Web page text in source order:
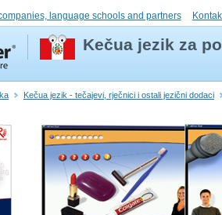
language schools and partners
Kečua jezik za
Kečua jezik - tečajevi, rječnici i ostali jezični dodaci